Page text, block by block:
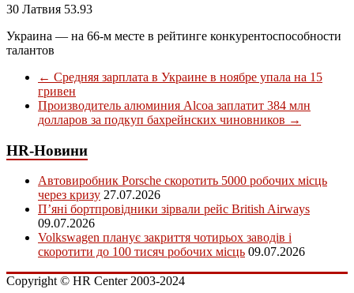
30 Латвия 53.93
Украина — на 66-м месте в рейтинге конкурентоспособности
талантов
← Средняя зарплата в Украине в ноябре упала на 15
гривен
Производитель алюминия Alcoa заплатит 384 млн
долларов за подкуп бахрейнских чиновников →
HR-Новини
Автовиробник Porsche скоротить 5000 робочих місць
через кризу 27.07.2026
П’яні бортпровідники зірвали рейс British Airways
09.07.2026
Volkswagen планує закриття чотирьох заводів і
скоротити до 100 тисяч робочих місць 09.07.2026
Copyright © HR Center 2003-2024